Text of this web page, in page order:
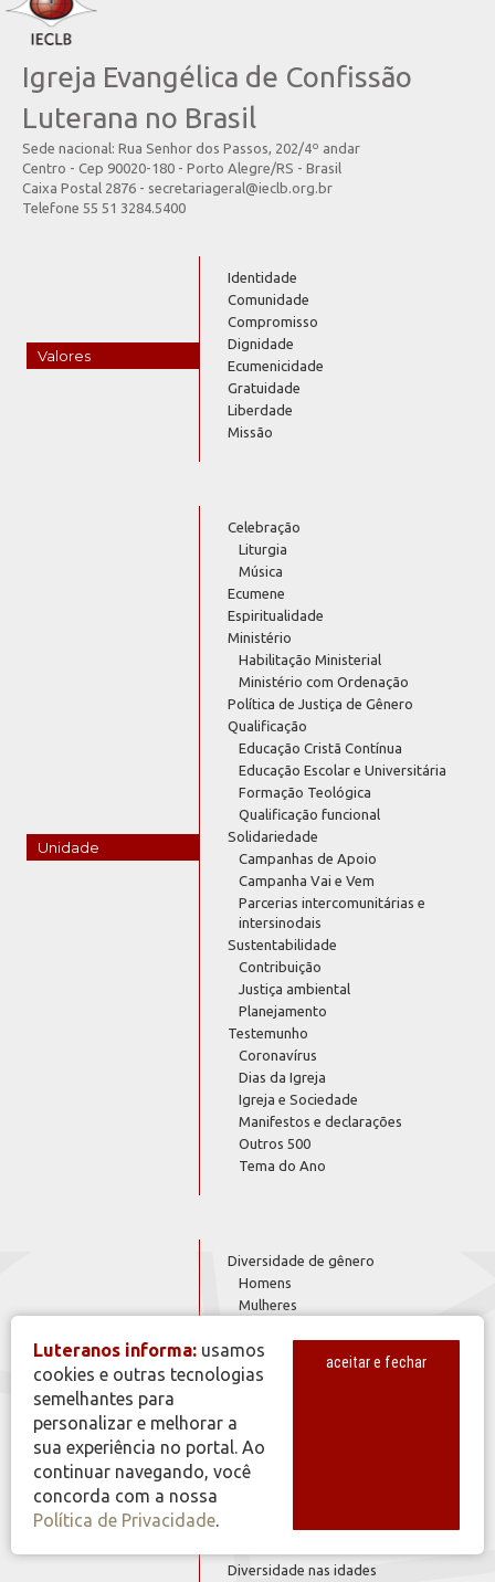
Igreja Evangélica de Confissão
Luterana no Brasil
Sede nacional: Rua Senhor dos Passos, 202/4º andar
Centro - Cep 90020-180 - Porto Alegre/RS - Brasil
Caixa Postal 2876 - secretariageral@ieclb.org.br
Telefone 55 51 3284.5400
Valores
Identidade
Comunidade
Compromisso
Dignidade
Ecumenicidade
Gratuidade
Liberdade
Missão
Unidade
Celebração
Liturgia
Música
Ecumene
Espiritualidade
Ministério
Habilitação Ministerial
Ministério com Ordenação
Política de Justiça de Gênero
Qualificação
Educação Cristã Contínua
Educação Escolar e Universitária
Formação Teológica
Qualificação funcional
Solidariedade
Campanhas de Apoio
Campanha Vai e Vem
Parcerias intercomunitárias e
intersinodais
Sustentabilidade
Contribuição
Justiça ambiental
Planejamento
Testemunho
Coronavírus
Dias da Igreja
Igreja e Sociedade
Manifestos e declarações
Outros 500
Tema do Ano
Diversidade
Diversidade de gênero
Homens
Mulheres
Acompanhamento e Consolação
Diversidade na comunicação
Diversidade na diaconia
Diversidade na espiritualidade
Diversidade na família
Diversidade na música
Diversidade nas idades
Luteranos informa: usamos
cookies e outras tecnologias
semelhantes para
personalizar e melhorar a
sua experiência no portal. Ao
continuar navegando, você
concorda com a nossa
Política de Privacidade.
aceitar e fechar